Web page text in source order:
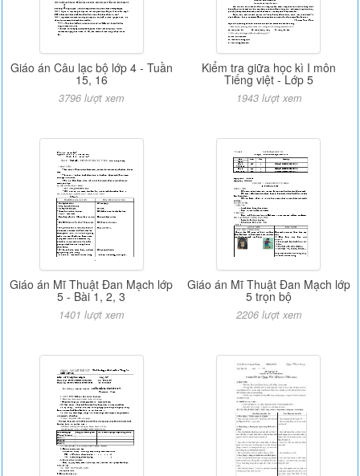
Giáo án Câu lạc bộ lớp 4 - Tuần
15, 16
3796 lượt xem
Kiểm tra giữa học kì I môn
Tiếng việt - Lớp 5
1943 lượt xem
Giáo án Mĩ Thuật Đan Mạch lớp
5 - Bài 1, 2, 3
1401 lượt xem
Giáo án Mĩ Thuật Đan Mạch lớp
5 trọn bộ
2206 lượt xem